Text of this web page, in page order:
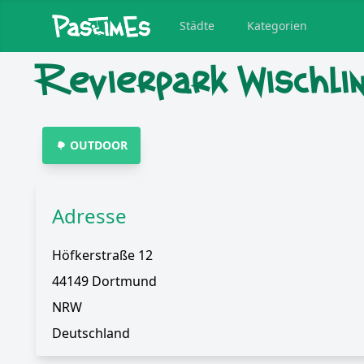
Städte Kategorien
Revierpark
OUTDOOR
Adresse
Höfkerstraße 12
44149 Dortmund
NRW
Deutschland